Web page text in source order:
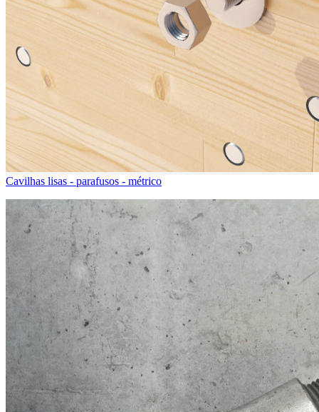
Cavilhas lisas - parafusos - métrico